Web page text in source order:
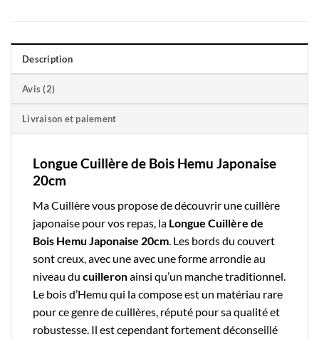
Description
Avis (2)
Livraison et paiement
Longue Cuillère de Bois Hemu Japonaise
20cm
Ma Cuillèrevous propose de découvrir unecuillère
japonaise pour vos repas, la Longue Cuillère de
Bois Hemu Japonaise 20cm . Les bords du couvert
sont creux, avec une avec une forme arrondie au
niveau du cuilleronainsi qu’un manche traditionnel.
Le boisd’Hemu qui la compose est un matériau rare
pour ce genre de cuillères, réputé pour sa qualité et
robustesse. Il est cependant fortement déconseillé